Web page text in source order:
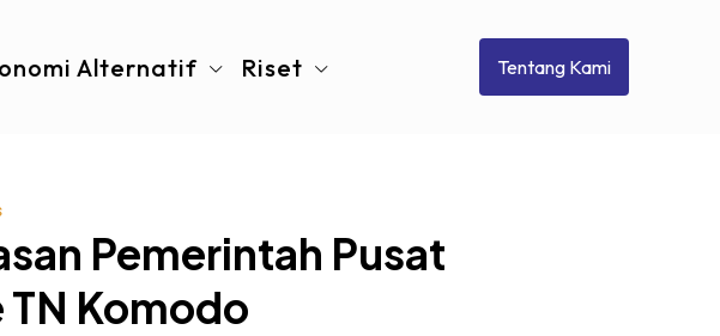
Alternatif Riset Tentang Kami
Pemerintah Pusat
Komodo